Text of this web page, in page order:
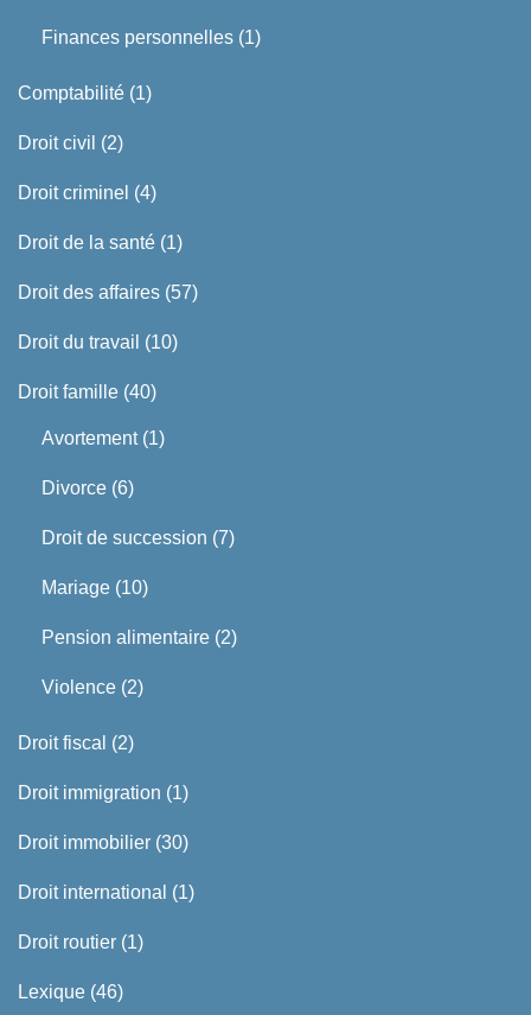
Finances personnelles (1)
Comptabilité (1)
Droit civil (2)
Droit criminel (4)
Droit de la santé (1)
Droit des affaires (57)
Droit du travail (10)
Droit famille (40)
Avortement(1)
Divorce (6)
Droit de succession (7)
Mariage (10)
Pension alimentaire (2)
Violence (2)
Droit fiscal (2)
Droit immigration (1)
Droit immobilier (30)
Droit international (1)
Droit routier (1)
Lexique (46)